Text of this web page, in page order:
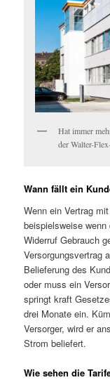
Hat immer
der Walter-
Wann fällt ein
Wenn ein Vertrag
beispielsweise
Widerruf Gebrauch
Versorgungsvertrag
Belieferung des
oder muss ein
springt kraft
drei Monate ein.
Versorger, wird er
Strom beliefert.
Wie sehen die